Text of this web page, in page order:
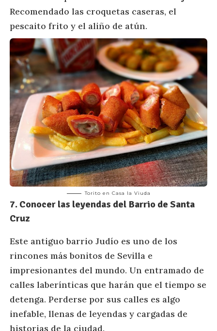
Recomendado las croquetas caseras, el
pescaito frito y el aliño de atún.
Torito en Casa la Viuda
7. Conocer las leyendas del Barrio de Santa
Cruz
Este antiguo barrio Judío es uno de los
rincones más bonitos de Sevilla e
impresionantes del mundo. Un entramado de
calles laberínticas que harán que el tiempo se
detenga. Perderse por sus calles es algo
inefable, llenas de leyendas y cargadas de
historias de la ciudad.